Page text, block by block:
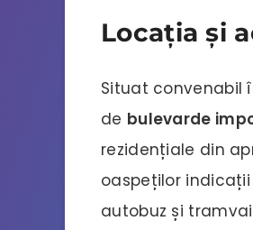
Locația și
Situat convenabil
de bulevarde
rezidențiale din
oaspeților
autobuz și